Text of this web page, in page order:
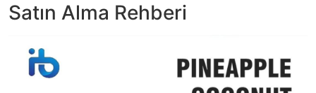
Satın Alma Rehberi